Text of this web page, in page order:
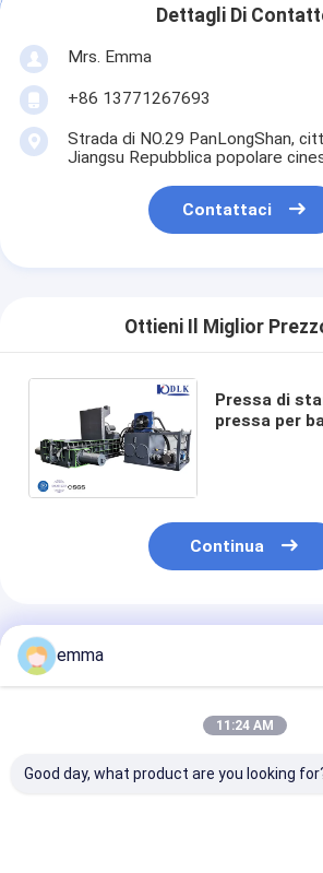
Dettagli Di
Mrs. Emma
+86 13771267693
Strada di NO.29 PanLongShan,
Jiangsu Repubblica popolare
Contattaci
Ottieni Il Miglior
Pressa di
pressa per
Continua
Prodotti Raccomandati
emma
11:24 AM
Good day, what product are you looking